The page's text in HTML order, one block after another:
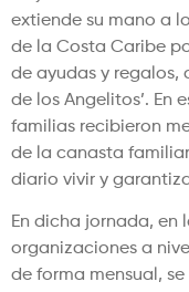
extiende su mano a
de la Costa Caribe
de ayudas y regalos,
de los Angelitos’. En
familias recibieron
de la canasta
diario vivir y
En dicha jornada,
organizaciones a
de forma mensual,